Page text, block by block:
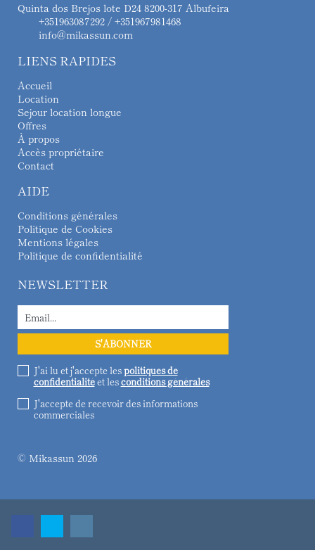
Quinta dos Brejos lote D24 8200-317 Albufeira
+351963087292 / +351967981468
info@mikassun.com
LIENS RAPIDES
Accueil
Location
Sejour location longue
Offres
À propos
Accès propriétaire
Contact
AIDE
Conditions générales
Politique de Cookies
Mentions légales
Politique de confidentialité
NEWSLETTER
J'ai lu et j'accepte lespolitiques de
confidentialitéet lesconditions générales
J'accepte de recevoir des informations
commerciales
© Mikassun 2026